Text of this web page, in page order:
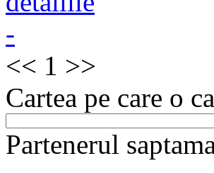
<< 1 >>
Cartea pe care o
Partenerul